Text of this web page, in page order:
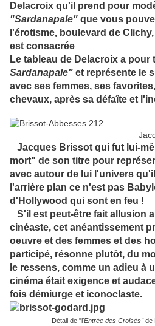
Delacroix qu'il prend pour
"Sardanapale" que vous
l'érotisme, boulevard de
est consacrée
Le tableau de Delacroix a pour
Sardanapale" et représente le
avec ses femmes, ses
chevaux, après sa défaîte et
Jacques Brissot :
Jacques Brissot qui fut lui-
mort" de son titre pour
avec autour de lui l'univers
l'arrière plan ce n'est pas
d'Hollywood qui sont en feu !
S'il est peut-être fait allusion
cinéaste, cet anéantissement
oeuvre et des femmes et des
participé, résonne plutôt, du
le ressens, comme un adieu à
cinéma était exigence et
fois démiurge et iconoclaste.
Détail de "l'Entrée des Croisés"de